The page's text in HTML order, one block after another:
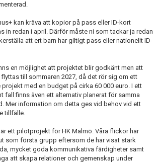
kan kräva att kopior på pass eller ID-kort
in redan i april. Därför måste ni som tackar ja redan
att ert barn har giltigt pass eller nationellt ID-
en möjlighet att projektet blir godkänt men att
flyttas till sommaren 2027, då det rör sig om ett
projekt med en budget på cirka 60 000 euro. I ett
fall finns även ett alternativ planerat för samma
Mer information om detta ges vid behov vid ett
tillfälle.
ett pilotprojekt för HK Malmö. Våra flickor har
som första grupp eftersom de har visat stark
mycket goda kommunikativa färdigheter samt
att skapa relationer och gemenskap under